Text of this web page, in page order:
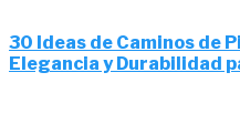
30 Ideas de Caminos de
Elegancia y Durabilidad